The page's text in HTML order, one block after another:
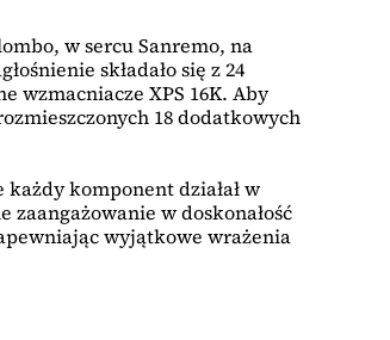
w sercu Sanremo, na
składało się z 24
wzmacniacze XPS 16K. Aby
18 dodatkowych
komponent działał w
zaangażowanie w doskonałość
wyjątkowe wrażenia